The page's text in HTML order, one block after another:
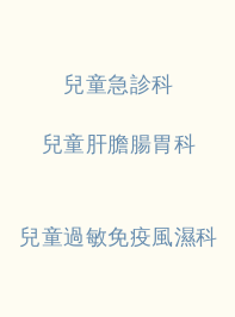
兒童急診科
兒童肝膽腸胃科
兒童過敏免疫風濕科